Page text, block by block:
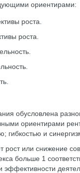
ориентирами:
роста.
роста.
обусловлена
ориентирами
гибкостью и
рост или снижение
больше 1
эффективности